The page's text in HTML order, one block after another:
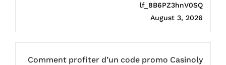
lf_8B6PZ3hnV0SQ
August 3, 2026
Comment profiter d’un code promo Casinoly